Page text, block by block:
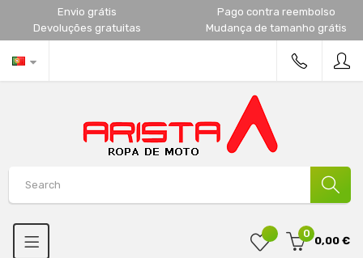
Envio grátis
Pago contra reembolso
Devoluções gratuitas
Mudança de tamanho grátis
0
0,00 €